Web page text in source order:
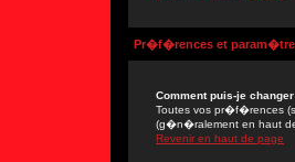
Pr�f�rences et
Comment puis-je
Toutes vos pr�f�rences
(g�n�ralement en haut
Revenir en haut de page